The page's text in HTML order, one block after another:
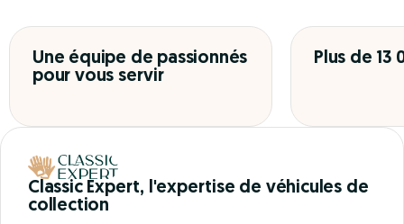
Une équipe de passionnés
pour vous servir
Plus de 13
Classic Expert, l'expertise de véhicules de
collection